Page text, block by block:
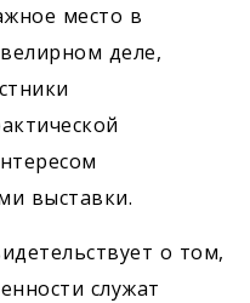
место в
деле,
выставки.
о том,
служат